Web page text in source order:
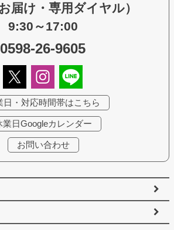
届け・専用ダイヤル）
9:30～17:00
0598-26-9605
日・対応時間帯はこちら
業日Googleカレンダー
お問い合わせ